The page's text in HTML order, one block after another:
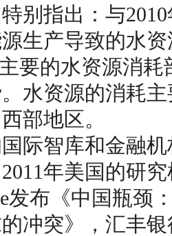
别指出：与
生产导致的水
要的水资源消耗
水资源的消耗
部地区。
智库和金融机
年美国的研
发布《中国瓶颈
冲突》，汇丰